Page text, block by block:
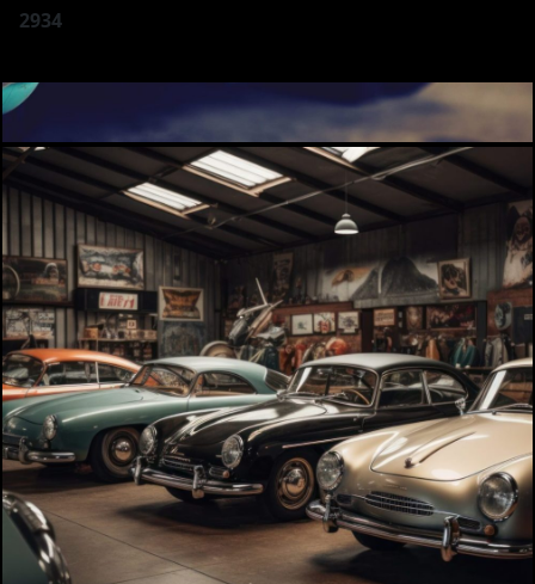
2934
Le musée
Les véhicules
A vendre
Investir
Nos services
Privatisation
A propos
Partenaires
Infos pratiques
Contact
Billetterie